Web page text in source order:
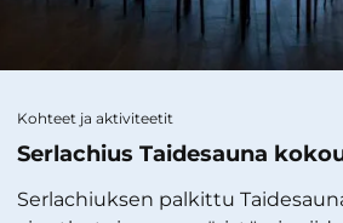
Kohteet ja aktiviteetit
Serlachius Taidesauna
Serlachiuksen palkittu